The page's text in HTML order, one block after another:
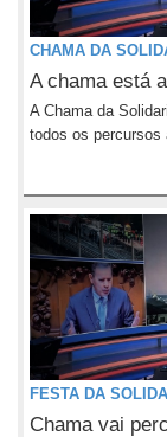
CHAMA DA
A chama está
A Chama da
todos os percursos
FESTA DA
Chama vai